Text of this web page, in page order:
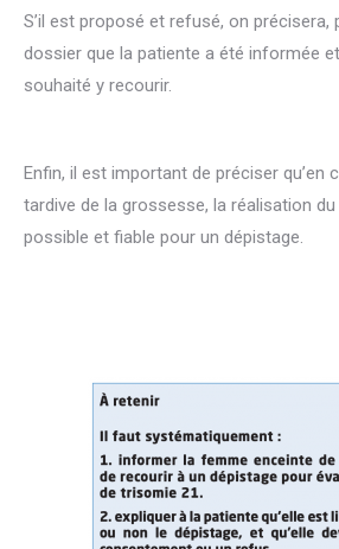
S’il est proposé et refusé, on précisera,
dossier que la patiente a été informée et
souhaité y recourir.
Enfin, il est important de préciser qu’en
tardive de la grossesse, la réalisation
possible et fiable pour un dépistage.